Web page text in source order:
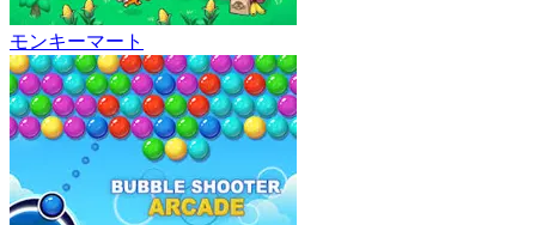
モンキーマート